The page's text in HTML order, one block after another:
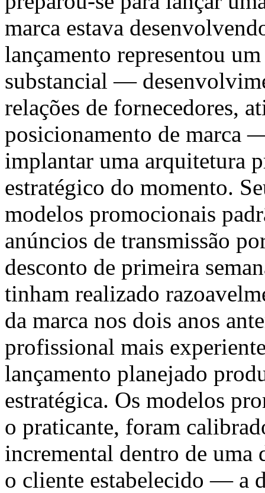
marca estava
lançamento representou
substancial —
relações de fornecedores,
posicionamento de marca
implantar uma arquitetura
estratégico do momento.
modelos promocionais
anúncios de transmissão
desconto de primeira
tinham realizado
da marca nos dois anos
profissional mais
lançamento planejado
estratégica. Os modelos
o praticante, foram
incremental dentro de uma
o cliente estabelecido — a